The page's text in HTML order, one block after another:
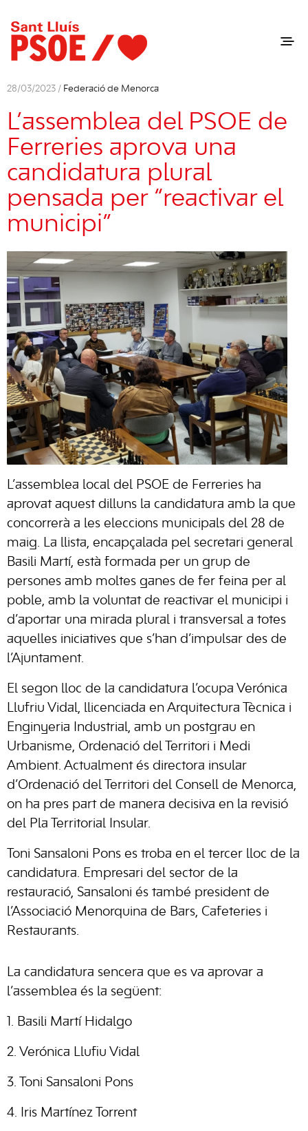
28/03/2023 / Federació de Menorca
L’assemblea del PSOE de
Ferreries aprova una
candidatura plural
pensada per “reactivar el
municipi”
L’assemblea local del PSOE de Ferreries ha
aprovat aquest dilluns la candidatura amb la que
concorrerà a les eleccions municipals del 28 de
maig. La llista, encapçalada pel secretari general
Basili Martí, està formada per un grup de
persones amb moltes ganes de fer feina per al
poble, amb la voluntat de reactivar el municipi i
d’aportar una mirada plural i transversal a totes
aquelles iniciatives que s’han d’impulsar des de
l’Ajuntament.
El segon lloc de la candidatura l’ocupa Verónica
Llufriu Vidal, llicenciada en Arquitectura Tècnica i
Enginyeria Industrial, amb un postgrau en
Urbanisme, Ordenació del Territori i Medi
Ambient. Actualment és directora insular
d’Ordenació del Territori del Consell de Menorca,
on ha pres part de manera decisiva en la revisió
del Pla Territorial Insular.
Toni Sansaloni Pons es troba en el tercer lloc de la
candidatura. Empresari del sector de la
restauració, Sansaloni és també president de
l’Associació Menorquina de Bars, Cafeteries i
Restaurants.
La candidatura sencera que es va aprovar a
l’assemblea és la següent:
1. Basili Martí Hidalgo
2. Verónica Llufiu Vidal
3. Toni Sansaloni Pons
4. Iris Martínez Torrent